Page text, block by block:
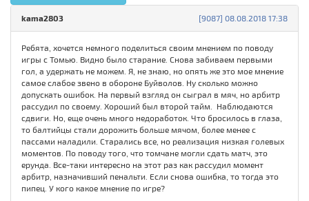
[9087] 08.08.2018 17:38
kama2803
Ребята, хочется немного поделиться своим мнением по поводу
игры с Томью. Видно было старание. Снова забиваем первыми
гол, а удержать не можем. Я, не знаю, но опять же это мое мнение
самое слабое звено в обороне Буйволов. Ну сколько можно
допускать ошибок. На первый взгляд он сыграл в мяч, но арбитр
рассудил по своему. Хороший был второй тайм. Наблюдаются
сдвиги. Но, еще очень много недоработок. Что бросилось в глаза,
то балтийцы стали дорожить больше мячом, более менее с
пассами наладили. Старались все, но реализация низкая голевых
моментов. По поводу того, что томчане могли сдать матч, это
ерунда. Все-таки интересно на этот раз как рассудил момент
арбитр, назначивший пенальти. Если снова ошибка, то тогда это
пипец. У кого какое мнение по игре?